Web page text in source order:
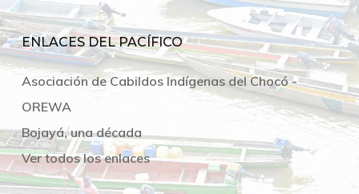
ENLACES DEL PACÍFICO
Asociación de Cabildos Indígenas del Chocó -
OREWA
Bojayá, una década
Ver todos los enlaces